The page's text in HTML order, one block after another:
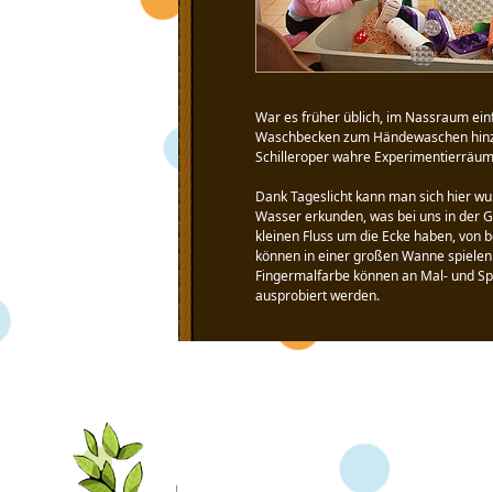
War es früher üblich, im Nassraum
Waschbecken zum Händewaschen
Schilleroper wahre
Dank Tageslicht kann man sich hier
Wasser erkunden, was bei uns in der
kleinen Fluss um die Ecke haben, von
können in einer großen Wanne
Fingermalfarbe können an Mal- und
ausprobiert werden.